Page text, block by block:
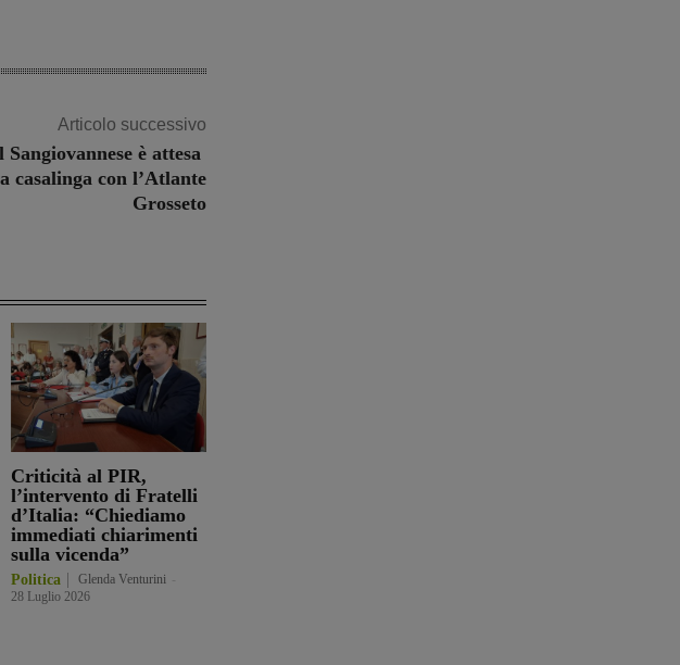
Articolo successivo
è attesa
casalinga con l’Atlante
Grosseto
Criticità al PIR,
l’intervento di Fratelli
d’Italia: “Chiediamo
immediati chiarimenti
sulla vicenda”
Politica Glenda Venturini
28 Luglio 2026